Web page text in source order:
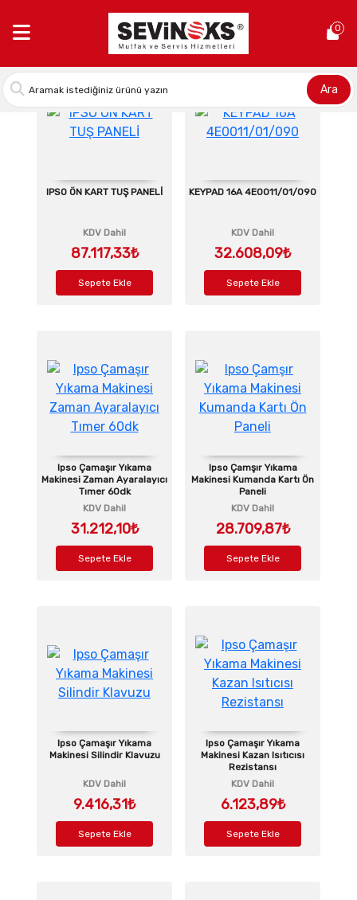
0
Ara
IPSO ÖN KART TUŞ PANELİ
KDV Dahil
87.117,33₺
Sepete Ekle
KEYPAD 16A 4E0011/01/090
KDV Dahil
32.608,09₺
Sepete Ekle
Ipso Çamaşır Yıkama
Makinesi Zaman Ayaralayıcı
Tımer 60dk
KDV Dahil
31.212,10₺
Sepete Ekle
Ipso Çamşır Yıkama
Makinesi Kumanda Kartı Ön
Paneli
KDV Dahil
28.709,87₺
Sepete Ekle
Ipso Çamaşır Yıkama
Makinesi Silindir Klavuzu
KDV Dahil
9.416,31₺
Sepete Ekle
Ipso Çamaşır Yıkama
Makinesi Kazan Isıtıcısı
Rezistansı
KDV Dahil
6.123,89₺
Sepete Ekle